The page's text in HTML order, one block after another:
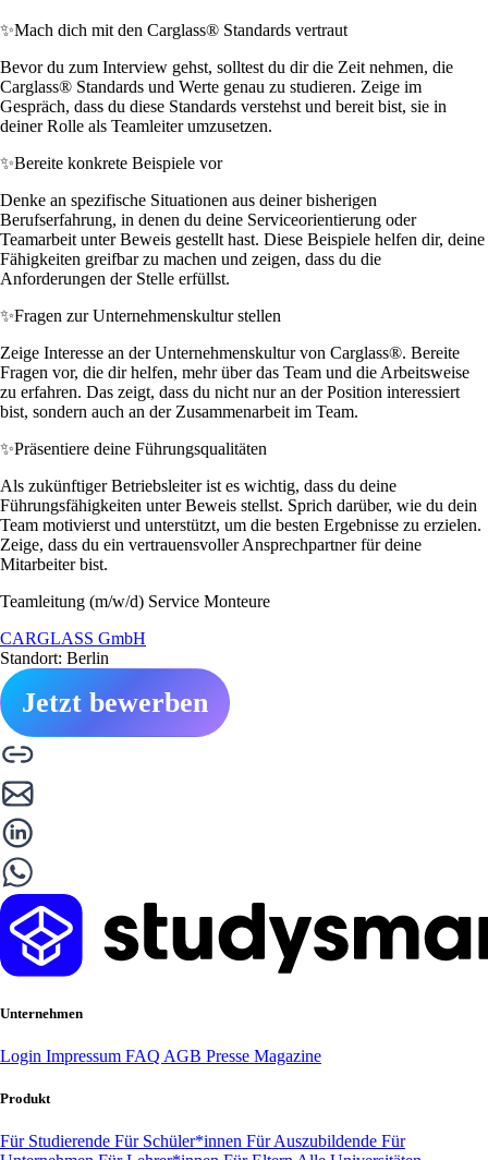
✨Mach dich mit den Carglass® Standards vertraut
Bevor du zum Interview gehst, solltest du dir die Zeit nehmen, die
Carglass® Standards und Werte genau zu studieren. Zeige im
Gespräch, dass du diese Standards verstehst und bereit bist, sie in
deiner Rolle als Teamleiter umzusetzen.
✨Bereite konkrete Beispiele vor
Denke an spezifische Situationen aus deiner bisherigen
Berufserfahrung, in denen du deine Serviceorientierung oder
Teamarbeit unter Beweis gestellt hast. Diese Beispiele helfen dir, deine
Fähigkeiten greifbar zu machen und zeigen, dass du die
Anforderungen der Stelle erfüllst.
✨Fragen zur Unternehmenskultur stellen
Zeige Interesse an der Unternehmenskultur von Carglass®. Bereite
Fragen vor, die dir helfen, mehr über das Team und die Arbeitsweise
zu erfahren. Das zeigt, dass du nicht nur an der Position interessiert
bist, sondern auch an der Zusammenarbeit im Team.
✨Präsentiere deine Führungsqualitäten
Als zukünftiger Betriebsleiter ist es wichtig, dass du deine
Führungsfähigkeiten unter Beweis stellst. Sprich darüber, wie du dein
Team motivierst und unterstützt, um die besten Ergebnisse zu erzielen.
Zeige, dass du ein vertrauensvoller Ansprechpartner für deine
Mitarbeiter bist.
Teamleitung (m/w/d) Service Monteure
CARGLASS GmbH
Standort: Berlin
Jetzt bewerben
Unternehmen
Login Impressum FAQ AGB Presse Magazine
Produkt
Für Studierende Für Schüler*innen Für Auszubildende Für